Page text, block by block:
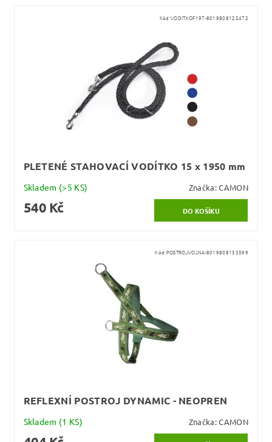
Kód:VODITKOF197-8019808122472
PLETENÉ STAHOVACÍ VODÍTKO 15 x 1950 mm
Skladem (>5 KS) Značka:CAMON
540 Kč
Kód:POSTROJVOJNA-8019808153599
REFLEXNÍ POSTROJ DYNAMIC - NEOPREN
Skladem (1 KS) Značka:CAMON